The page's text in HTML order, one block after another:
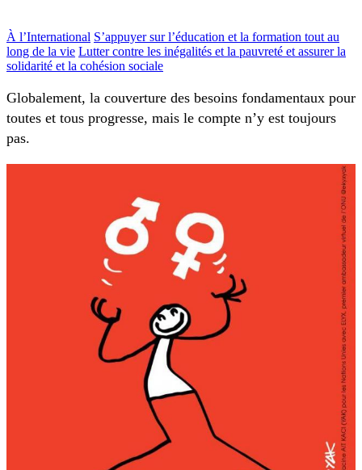
À l’International S’appuyer sur l’éducation et la formation tout au
long de la vie Lutter contre les inégalités et la pauvreté et assurer la
solidarité et la cohésion sociale
Globalement, la couverture des besoins fondamentaux pour
toutes et tous progresse, mais le compte n’y est toujours
pas.